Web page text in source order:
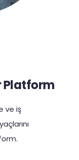
Platform
ve iş